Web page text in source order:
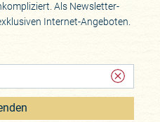
Als Newsletter-
Internet-Angeboten.